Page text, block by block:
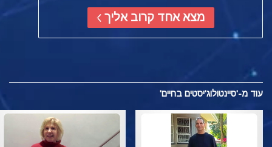
מצא אחד קרוב אליך
עוד מ-'סיינטולוג'יסטים בחיים'